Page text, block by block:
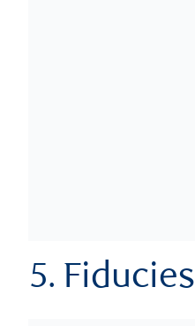
5. Fiducies